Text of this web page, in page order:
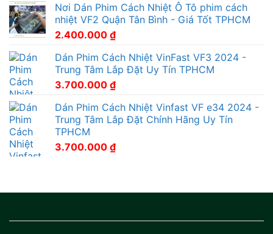
Nơi Dán Phim Cách Nhiệt Ô Tô phim cách
nhiệt VF2 Quận Tân Bình - Giá Tốt TPHCM
2.400.000 ₫
Dán Phim Cách Nhiệt VinFast VF3 2024 -
Trung Tâm Lắp Đặt Uy Tín TPHCM
3.700.000 ₫
Dán Phim Cách Nhiệt Vinfast VF e34 2024 -
Trung Tâm Lắp Đặt Chính Hãng Uy Tín
TPHCM
3.700.000 ₫